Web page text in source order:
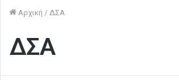
Αρχική / ΔΣΑ
ΔΣΑ